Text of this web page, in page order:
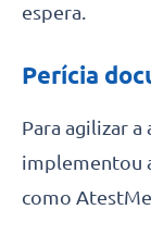
espera.
Perícia
Para agilizar a
implementou
como